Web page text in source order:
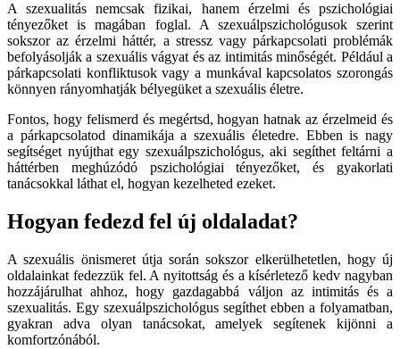
A szexualitás nemcsak fizikai, hanem érzelmi és pszichológiai
tényezőket is magában foglal. A szexuálpszichológusok szerint
sokszor az érzelmi háttér, a stressz vagy párkapcsolati problémák
befolyásolják a szexuális vágyat és az intimitás minőségét. Például a
párkapcsolati konfliktusok vagy a munkával kapcsolatos szorongás
könnyen rányomhatják bélyegüket a szexuális életre.
Fontos, hogy felismerd és megértsd, hogyan hatnak az érzelmeid és
a párkapcsolatod dinamikája a szexuális életedre. Ebben is nagy
segítséget nyújthat egy szexuálpszichológus, aki segíthet feltárni a
háttérben meghúzódó pszichológiai tényezőket, és gyakorlati
tanácsokkal láthat el, hogyan kezelheted ezeket.
Hogyan fedezd fel új oldaladat?
A szexuális önismeret útja során sokszor elkerülhetetlen, hogy új
oldalainkat fedezzük fel. A nyitottság és a kísérletező kedv nagyban
hozzájárulhat ahhoz, hogy gazdagabbá váljon az intimitás és a
szexualitás. Egy szexuálpszichológus segíthet ebben a folyamatban,
gyakran adva olyan tanácsokat, amelyek segítenek kijönni a
komfortzónából.